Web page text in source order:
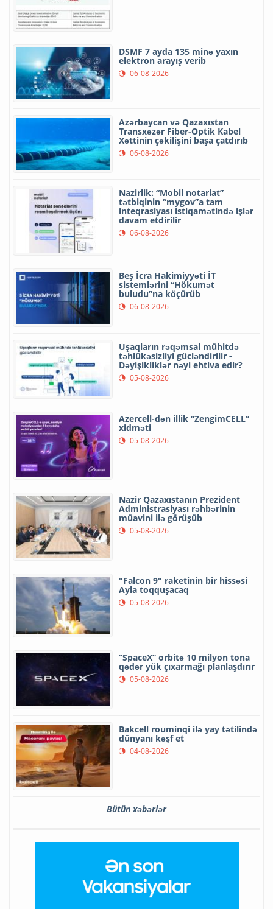
DSMF 7 ayda 135 minə yaxın
elektron arayış verib
06-08-2026
Azərbaycan və Qazaxıstan
Transxəzər Fiber-Optik Kabel
Xəttinin çəkilişini başa çatdırıb
06-08-2026
Nazirlik: “Mobil notariat”
tətbiqinin “mygov”a tam
inteqrasiyası istiqamətində işlər
davam etdirilir
06-08-2026
Beş İcra Hakimiyyəti İT
sistemlərini “Hökumət
buludu”na köçürüb
06-08-2026
Uşaqların rəqəmsal mühitdə
təhlükəsizliyi gücləndirilir -
Dəyişikliklər nəyi ehtiva edir?
05-08-2026
Azercell-dən illik “ZengimCELL”
xidməti
05-08-2026
Nazir Qazaxıstanın Prezident
Administrasiyası rəhbərinin
müavini ilə görüşüb
05-08-2026
"Falcon 9" raketinin bir hissəsi
Ayla toqquşacaq
05-08-2026
“SpaceX” orbitə 10 milyon tona
qədər yük çıxarmağı planlaşdırır
05-08-2026
Bakcell rouminqi ilə yay tətilində
dünyanı kəşf et
04-08-2026
Bütün xəbərlər